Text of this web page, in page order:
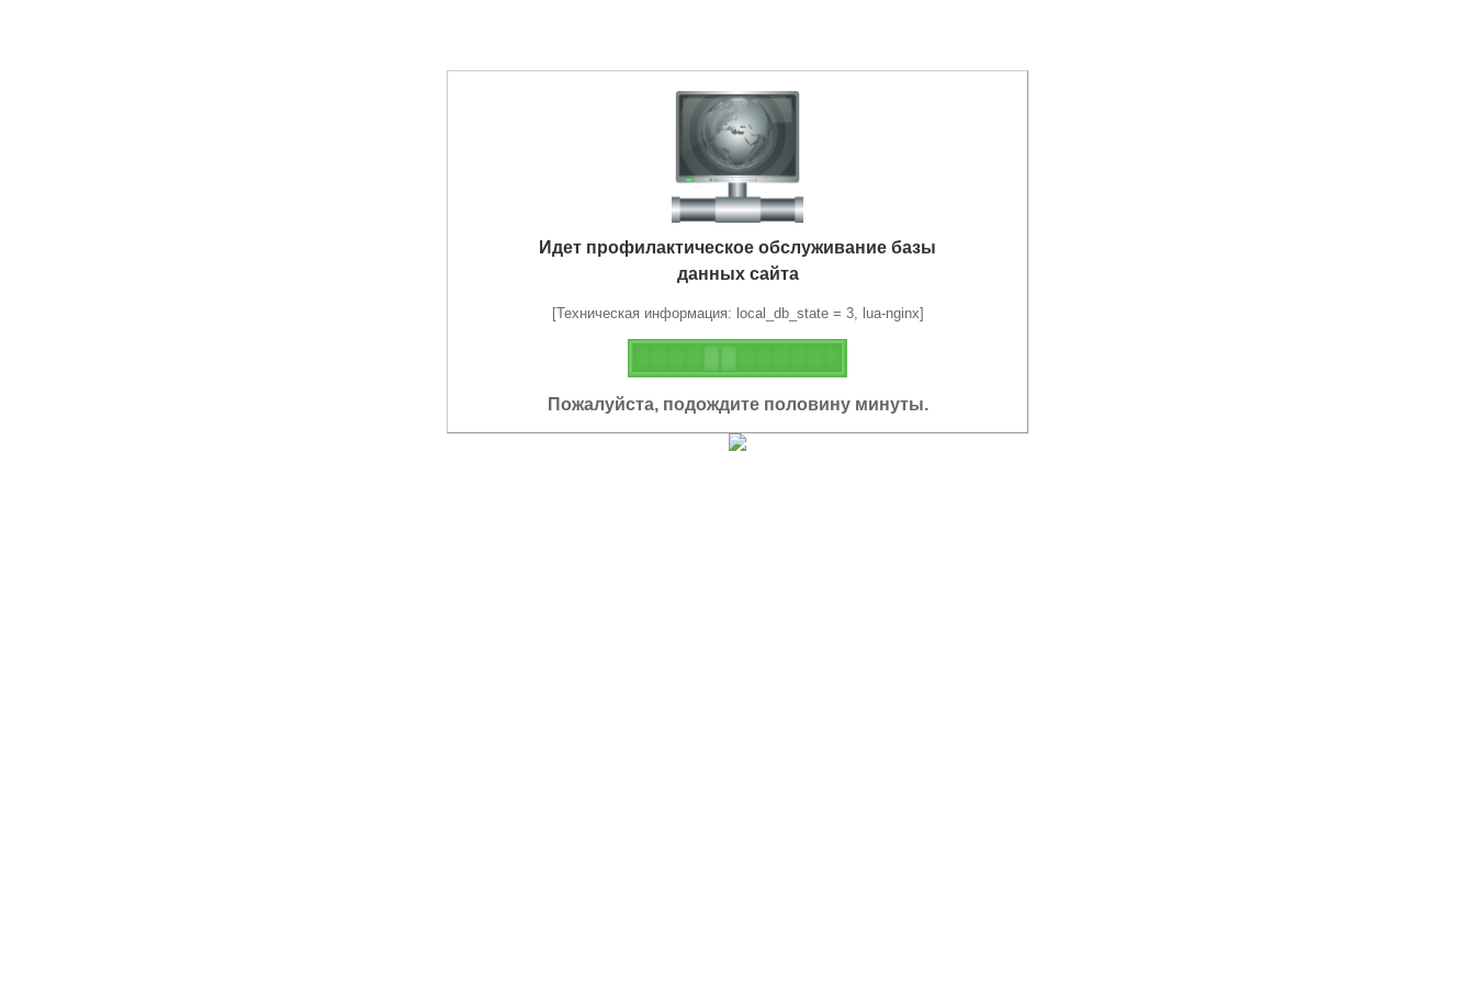
Идет профилактическое обслуживание базы
данных сайта
[Техническая информация: local_db_state = 3, lua-nginx]
Пожалуйста, подождите половину минуты.